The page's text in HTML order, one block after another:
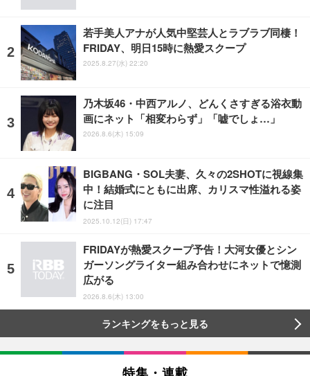
若手美人アナが人気中堅芸人とラブラブ同棲！
FRIDAY、明日15時に熱愛スクープ
2025.8.27(水) 22:20
乃木坂46・中西アルノ、どんくさすぎる浴衣動
画にネット「相変わらず」「嘘でしょ…」
2026.8.6(木) 15:09
BIGBANG・SOL夫妻、久々の2SHOTに視線集
中！結婚式にともに出席、カリスマ性溢れる姿
に注目
2025.10.12(日) 17:47
FRIDAYが熱愛スクープ予告！大河女優とシン
ガーソングライター組み合わせにネットで憶測
広がる
2026.8.6(木) 13:00
ランキングをもっと見る
特集・連載